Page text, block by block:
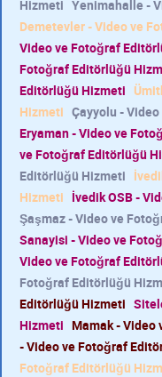
Hizmeti Yenimahalle -
Demetevler - Video ve
Video ve Fotoğraf
Fotoğraf Editörlüğü
Editörlüğü Hizmeti
Hizmeti Çayyolu -
Eryaman - Video ve
ve Fotoğraf Editörlüğü
Editörlüğü Hizmeti
Hizmeti İvedik OSB -
Şaşmaz - Video ve
Sanayisi - Video ve
Video ve Fotoğraf
Fotoğraf Editörlüğü
Editörlüğü Hizmeti
Hizmeti Mamak - Video
- Video ve Fotoğraf
Fotoğraf Editörlüğü